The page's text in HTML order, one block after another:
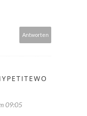
Antworten
09:05